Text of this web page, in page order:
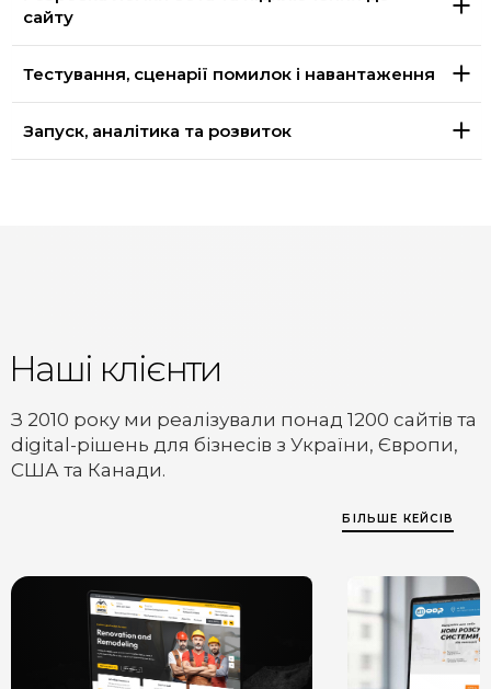
сайту
Тестування, сценарії помилок і навантаження
Запуск, аналітика та розвиток
Наші клієнти
З 2010 року ми реалізували понад 1200 сайтів та
digital-рішень для бізнесів з України, Європи,
США та Канади.
БІЛЬШЕ КЕЙСІВ